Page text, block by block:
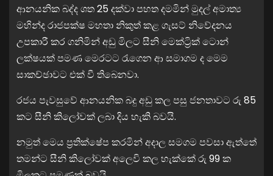
ආනයනික බද්ද ශත 25 දක්වා පහත දමමින් මුදල් අමාත්‍ය
මහින්ද රාජපක්ෂ මහතා නිකුත් කළ ගැසට් නිවේදනය
උපකාරී කර ගනිමින් අඩු මිලට සීනි මෙක්ට්‍රික් ටොන්
ලක්ෂයක් පමණ මෙරටට රැගෙන ආ සමාගම ද මෙම
සාකච්ඡාවට එක් වී තිබෙනවා.
රජය පැවසුවේ ආනයනික බදු අඩු කල පසු ජනතාවට රු 85
කට සීනි කිලෝවක් ලබා දිය හැකි බවයි.
නමුත් මෙය ප්‍රතික්ෂේප කරමින් අදාල සමගම පවසා ඇත්තේ
තමන්ට සීනි කිලෝවක් අලෙවි කල හැක්කේ රු 99 ක